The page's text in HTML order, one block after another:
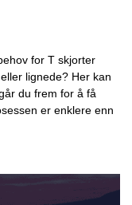
for T skjorter
lignede? Her kan
du frem for å få
er enklere enn